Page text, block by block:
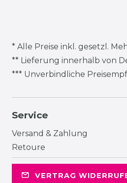
* Alle Preise inkl. gesetzl.
** Lieferung innerhalb von
*** Unverbindliche
Service
Versand & Zahlung
Retoure
VERTRAG